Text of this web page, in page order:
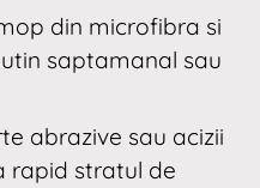
din microfibra si
saptamanal sau
abrazive sau acizii
rapid stratul de